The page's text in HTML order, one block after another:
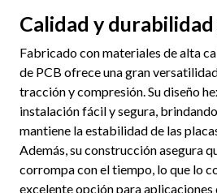
Calidad y
Fabricado con materiales de alta
de PCB ofrece una gran
tracción y compresión. Su diseño
instalación fácil y segura,
mantiene la estabilidad de las
Además, su construcción asegura
corrompa con el tiempo, lo que lo
excelente opción para aplicaciones